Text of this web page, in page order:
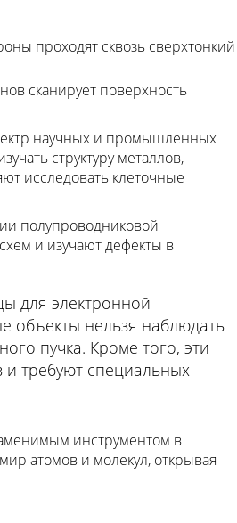
проходят сквозь сверхтонкий
сканирует поверхность
научных и промышленных
структуру металлов,
исследовать клеточные
полупроводниковой
и изучают дефекты в
для электронной
объекты нельзя наблюдать
пучка. Кроме того, эти
и требуют специальных
инструментом в
атомов и молекул, открывая